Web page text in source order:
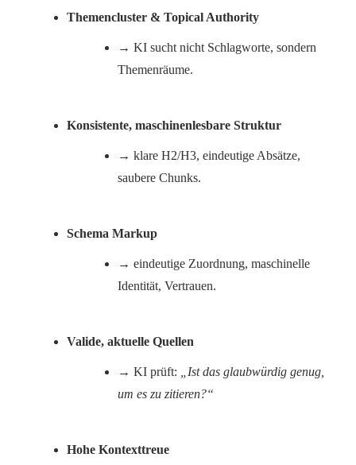
Themencluster & Topical Authority
→ KI sucht nicht Schlagworte, sondern
Themenräume.
Konsistente, maschinenlesbare Struktur
→ klare H2/H3, eindeutige Absätze,
saubere Chunks.
Schema Markup
→ eindeutige Zuordnung, maschinelle
Identität, Vertrauen.
Valide, aktuelle Quellen
→ KI prüft:
„Ist das glaubwürdig genug,
um es zu zitieren?“
Hohe Kontexttreue